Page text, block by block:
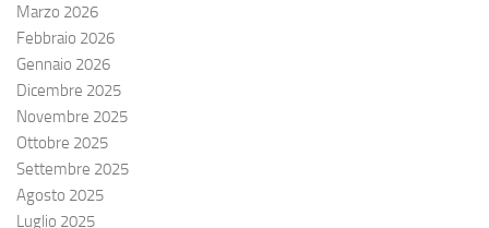
Marzo 2026
Febbraio 2026
Gennaio 2026
Dicembre 2025
Novembre 2025
Ottobre 2025
Settembre 2025
Agosto 2025
Luglio 2025